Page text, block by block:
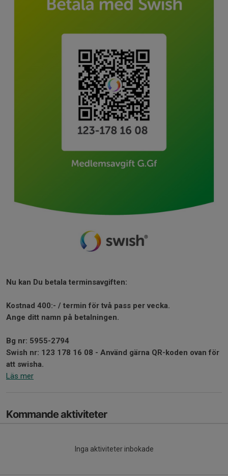
Nu kan Du betala terminsavgiften:
Kostnad 400:- / termin för två pass per vecka.
Ange ditt namn på betalningen.
Bg nr: 5955-2794
Swish nr: 123 178 16 08 - Använd gärna QR-koden ovan för
att swisha.
Läs mer
Kommande aktiviteter
Inga aktiviteter inbokade